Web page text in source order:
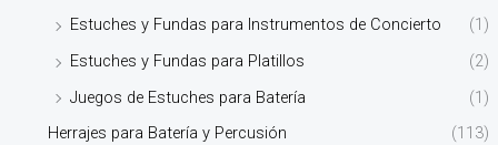
Estuches y Fundas para Instrumentos de Concierto
(1)
Estuches y Fundas para Platillos
(2)
Juegos de Estuches para Batería
(1)
Herrajes para Batería y Percusión
(113)